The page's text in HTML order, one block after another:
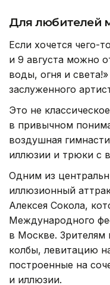
Для любителей
Если хочется чего-
и 9 августа можно
воды, огня и
заслуженного
Это не
в привычном
воздушная
иллюзии и трюки с
Одним из
иллюзионный
Алексея Сокола,
Международного
в Москве. Зрителям
колбы, левитацию
построенные на
и иллюзии.